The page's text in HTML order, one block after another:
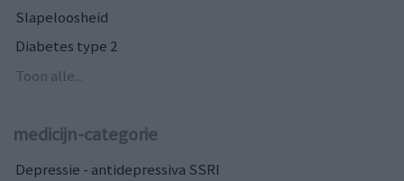
Slapeloosheid
Diabetes type 2
Toon alle...
medicijn-categorie
Depressie - antidepressiva SSRI